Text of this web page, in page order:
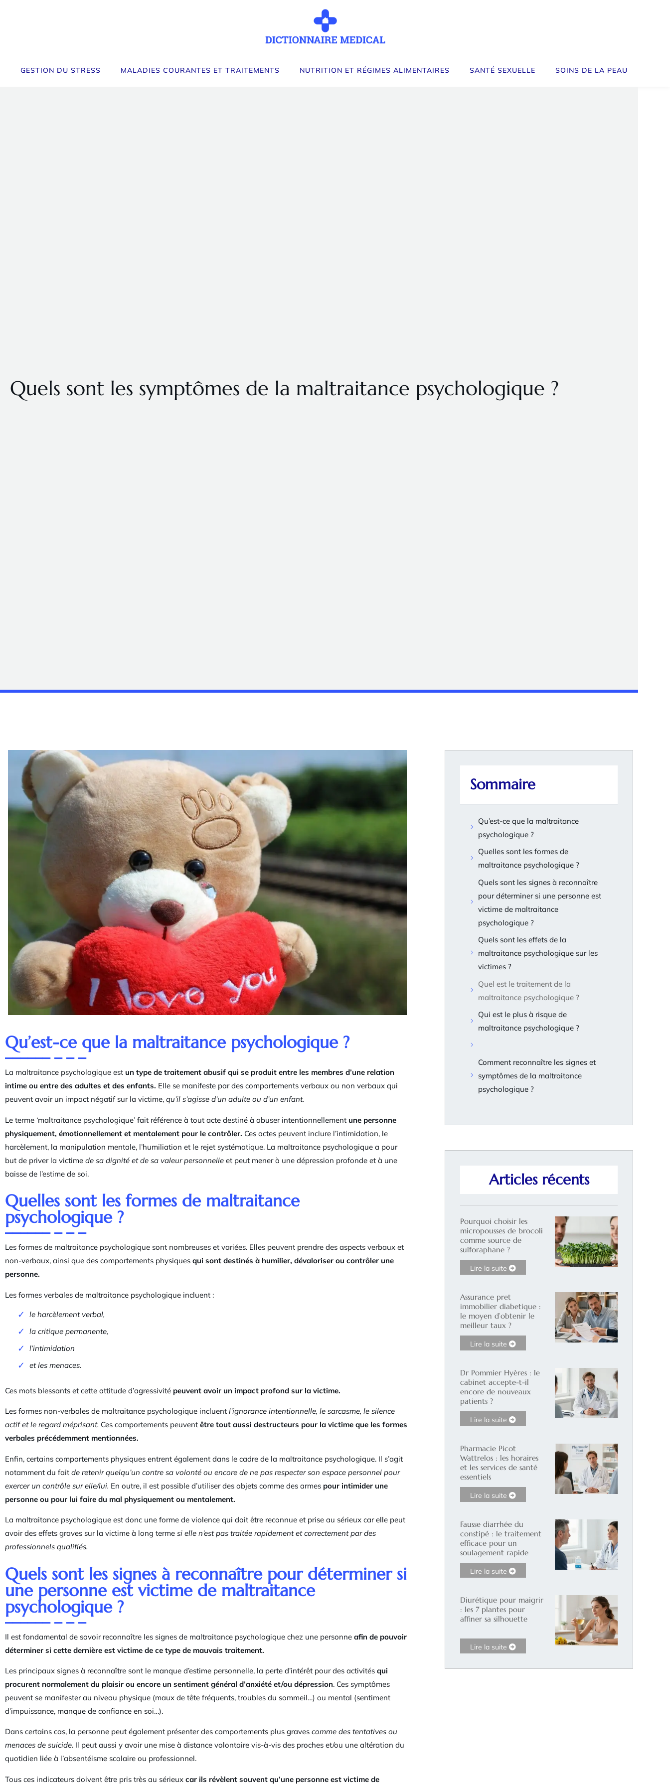
GESTION DU STRESS MALADIES COURANTES ET TRAITEMENTS NUTRITION ET RÉGIMES ALIMENTAIRES SANTÉ SEXUELLE SOINS DE LA PEAU
Quels sont les symptômes de la maltraitance psychologique ?
Qu’est-ce que la maltraitance psychologique ?
La maltraitance psychologique est un type de traitement abusif qui se produit entre les membres d’une relation
intime ou entre des adultes et des enfants. Elle se manifeste par des comportements verbaux ou non verbaux qui
peuvent avoir un impact négatif sur la victime, qu’il s’agisse d’un adulte ou d’un enfant.
Le terme ‘maltraitance psychologique’ fait référence à tout acte destiné à abuser intentionnellement une personne
physiquement, émotionnellement et mentalement pour le contrôler. Ces actes peuvent inclure l’intimidation, le
harcèlement, la manipulation mentale, l’humiliation et le rejet systématique. La maltraitance psychologique a pour
but de priver la victime de sa dignité et de sa valeur personnelle et peut mener à une dépression profonde et à une
baisse de l’estime de soi.
Quelles sont les formes de maltraitance
psychologique ?
Les formes de maltraitance psychologique sont nombreuses et variées. Elles peuvent prendre des aspects verbaux et
non-verbaux, ainsi que des comportements physiques qui sont destinés à humilier, dévaloriser ou contrôler une
personne.
Les formes verbales de maltraitance psychologique incluent :
le harcèlement verbal,
la critique permanente,
l’intimidation
et les menaces.
Ces mots blessants et cette attitude d’agressivité peuvent avoir un impact profond sur la victime.
Les formes non-verbales de maltraitance psychologique incluent l’ignorance intentionnelle, le sarcasme, le silence
actif et le regard méprisant. Ces comportements peuvent être tout aussi destructeurs pour la victime que les formes
verbales précédemment mentionnées.
Enfin, certains comportements physiques entrent également dans le cadre de la maltraitance psychologique. Il s’agit
notamment du fait de retenir quelqu’un contre sa volonté ou encore de ne pas respecter son espace personnel pour
exercer un contrôle sur elle/lui. En outre, il est possible d’utiliser des objets comme des armes pour intimider une
personne ou pour lui faire du mal physiquement ou mentalement.
La maltraitance psychologique est donc une forme de violence qui doit être reconnue et prise au sérieux car elle peut
avoir des effets graves sur la victime à long terme si elle n’est pas traitée rapidement et correctement par des
professionnels qualifiés.
Quels sont les signes à reconnaître pour déterminer si
une personne est victime de maltraitance
psychologique ?
Il est fondamental de savoir reconnaître les signes de maltraitance psychologique chez une personne afin de pouvoir
déterminer si cette dernière est victime de ce type de mauvais traitement.
Les principaux signes à reconnaître sont le manque d’estime personnelle, la perte d’intérêt pour des activités qui
procurent normalement du plaisir ou encore un sentiment général d’anxiété et/ou dépression. Ces symptômes
peuvent se manifester au niveau physique (maux de tête fréquents, troubles du sommeil…) ou mental (sentiment
d’impuissance, manque de confiance en soi…).
Dans certains cas, la personne peut également présenter des comportements plus graves comme des tentatives ou
menaces de suicide. Il peut aussi y avoir une mise à distance volontaire vis-à-vis des proches et/ou une altération du
quotidien liée à l’absentéisme scolaire ou professionnel.
Tous ces indicateurs doivent être pris très au sérieux car ils révèlent souvent qu’une personne est victime de
Sommaire
Qu’est-ce que la maltraitance
psychologique ?
Quelles sont les formes de
maltraitance psychologique ?
Quels sont les signes à reconnaître
pour déterminer si une personne est
victime de maltraitance
psychologique ?
Quels sont les effets de la
maltraitance psychologique sur les
victimes ?
Quel est le traitement de la
maltraitance psychologique ?
Qui est le plus à risque de
maltraitance psychologique ?
Comment reconnaître les signes et
symptômes de la maltraitance
psychologique ?
Articles récents
Pourquoi choisir les
micropousses de brocoli
comme source de
sulforaphane ?
Lire la suite
Assurance pret
immobilier diabetique :
le moyen d’obtenir le
meilleur taux ?
Lire la suite
Dr Pommier Hyères : le
cabinet accepte-t-il
encore de nouveaux
patients ?
Lire la suite
Pharmacie Picot
Wattrelos : les horaires
et les services de santé
essentiels
Lire la suite
Fausse diarrhée du
constipé : le traitement
efficace pour un
soulagement rapide
Lire la suite
Diurétique pour maigrir
: les 7 plantes pour
affiner sa silhouette
Lire la suite